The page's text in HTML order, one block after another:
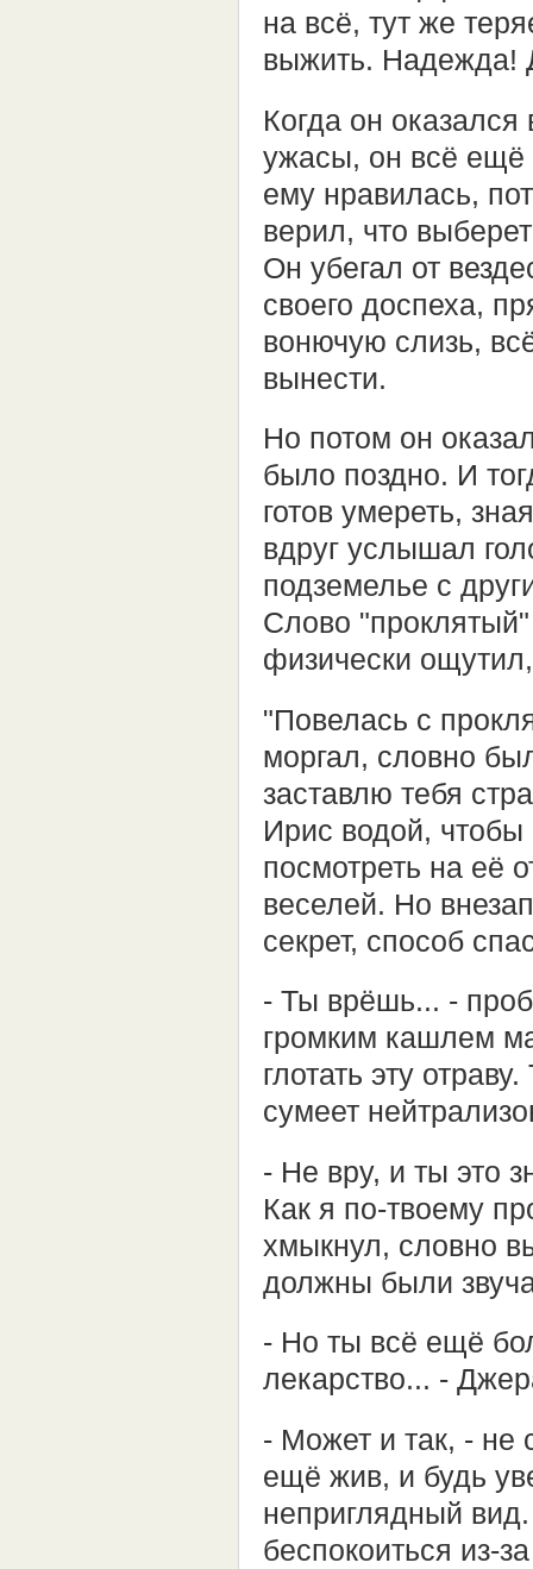
на всё, тут же
выжить. Надежда!
Когда он оказался
ужасы, он всё ещё
ему нравилась,
верил, что
Он убегал от
своего доспеха,
вонючую слизь,
вынести.
Но потом он
было поздно. И
готов умереть,
вдруг услышал
подземелье с
Слово
физически
"Повелась с
моргал, словно
заставлю тебя
Ирис водой, чтобы
посмотреть на её
веселей. Но
секрет, способ
- Ты врёшь... -
громким кашлем
глотать эту
сумеет
- Не вру, и ты это
Как я по-твоему
хмыкнул, словно
должны были
- Но ты всё ещё
лекарство... -
- Может и так, - не
ещё жив, и будь
неприглядный вид.
беспокоиться из-